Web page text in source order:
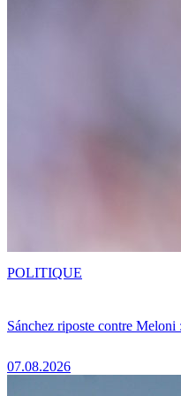
Sánchez riposte contre Meloni
07.08.2026
POLITIQUE